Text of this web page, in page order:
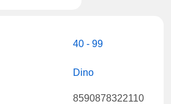
40 - 99
Dino
8590878322110